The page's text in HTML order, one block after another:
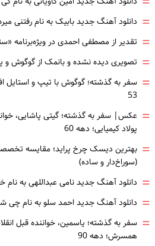
= دانلود آهنگ جدید بابیک به نام رفتنی
= تقدیر از مصطفی احمدی در ویژه‌برنامه
= تصویری دیده نشده و بانمک از گوگوش و
=
53
= عکس| سفر به گذشته؛ گیتی پاشایی،
پولاد کیمیایی؛ دهه 60
= بهترین دیسک چرخ پراید؛ مقایسه
(سوراخ‌دار و ساده)
= دانلود آهنگ جدید نامی عبداللهی به نام
= دانلود آهنگ جدید احمد سلو به نام چی
= سفر به گذشته؛ یاسمین، خواننده قبل
همسرش؛ دهه 90